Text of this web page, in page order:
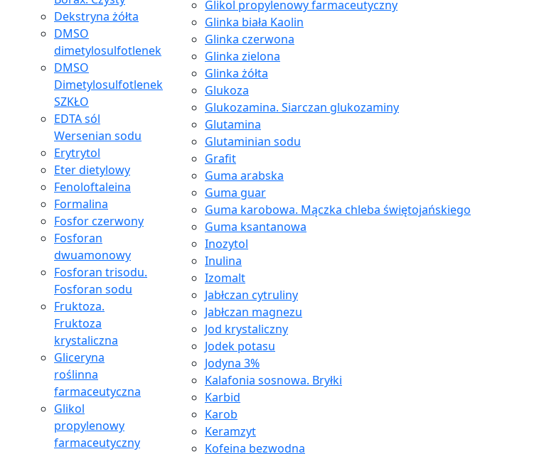
Dekstryna żółta
DMSO
dimetylosulfotlenek
DMSO
Dimetylosulfotlenek
SZKŁO
EDTA sól
Wersenian sodu
Erytrytol
Eter dietylowy
Fenoloftaleina
Formalina
Fosfor czerwony
Fosforan
dwuamonowy
Fosforan trisodu.
Fosforan sodu
Fruktoza.
Fruktoza
krystaliczna
Gliceryna
roślinna
farmaceutyczna
Glikol
propylenowy
farmaceutyczny
Glikol propylenowy farmaceutyczny
Glinka biała Kaolin
Glinka czerwona
Glinka zielona
Glinka żółta
Glukoza
Glukozamina. Siarczan glukozaminy
Glutamina
Glutaminian sodu
Grafit
Guma arabska
Guma guar
Guma karobowa. Mączka chleba świętojańskiego
Guma ksantanowa
Inozytol
Inulina
Izomalt
Jabłczan cytruliny
Jabłczan magnezu
Jod krystaliczny
Jodek potasu
Jodyna 3%
Kalafonia sosnowa. Bryłki
Karbid
Karob
Keramzyt
Kofeina bezwodna